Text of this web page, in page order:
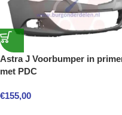
Astra J Voorbumper in
met PDC
€155,00